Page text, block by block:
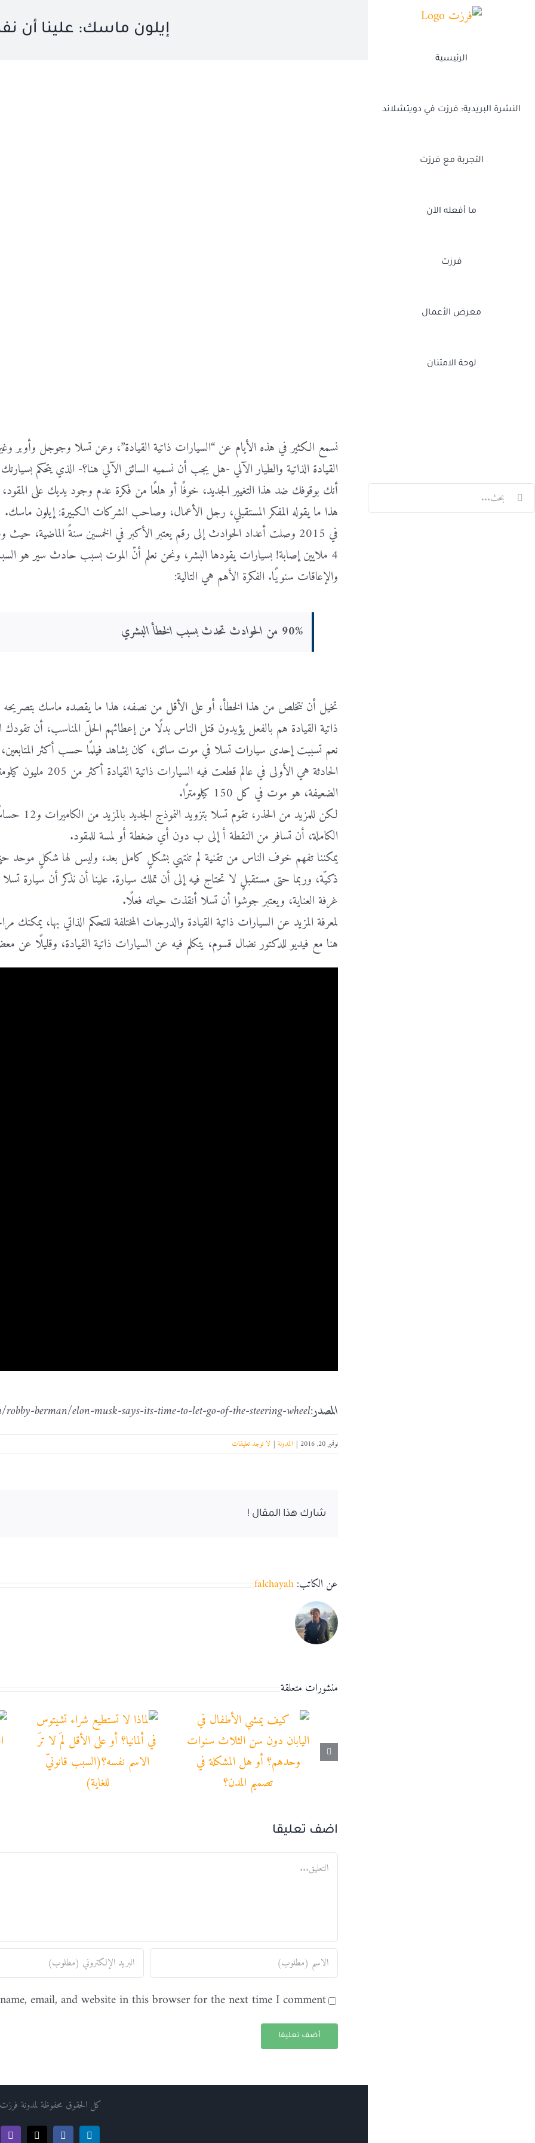
الرئيسية
النشرة البريدية: فرزت في دويتشلاند
التجربة مع فرزت
ما أفعله الآن
فرزت
معرض الأعمال
لوحة الامتنان
البحث
عن:
إيلون ماسك: علينا أن
نسمع الكثير في هذه الأيام عن “السيارات ذاتية القيادة”، وعن تسلا وجوجل وأوبر
القيادة الذاتية والطيار الآلي -هل يجب أن نسميه السائق الآلي هنا؟- الذي يتحكم
أنك بوقوفك ضد هذا التغيير الجديد، خوفًا أو هلعًا من فكرة عدم وجود يديك على
هذا ما يقوله المفكر المستقبلي، رجل الأعمال، وصاحب الشركات الكبيرة: إيلون ماسك.
4 ملايين إصابة! بسيارات يقودها البشر، ونحن نعلم أنّ الموت بسبب حادث سير هو
والإعاقات سنويًا. الفكرة الأهم هي التالية:
90% من الحوادث تحدث بسبب الخطأ البشري
تخيل أن نتخلص من هذا الخطأ، أو على الأقل من نصفه، هذا ما يقصده ماسك بتصريحه
ذاتية القيادة هم بالفعل يؤيدون قتل الناس بدلًا من إعطائهم الحلّ المناسب، أن تقودك
نعم تسببت إحدى سيارات تسلا في موت سائق، كان يشاهد فيلمًا حسب أكثر
الحادثة هي الأولى
الضعيفة، هو موت في كل 150 كيلومترًا.
لكن
الكاملة، أن تسافر من النقطة أ إلى ب دون أي ضغطة أو لمسة للمقود.
يمكننا تفهم خوف الناس من تقنية لم تنتهي بشكلٍ كامل بعد، وليس لها شكلٍ موحد
ذكيّة، وربما حتى مستقبلٍ لا تحتاج فيه إلى أن تملك سيارة. علينا أن نذكر أن
غرفة العناية، ويعتبر جوشوا أن تسلا أنقذت حياته فعلًا.
لمعرفة المزيد عن السيارات ذاتية القيادة والدرجات المختلفة للتحكم الذاتي بها، يمكنك
هنا مع فيديو للدكتور نضال قسوم، يتكلم فيه عن السيارات ذاتية القيادة، وقليلًا عن
المصدر:http://bigthink.com/robby-berman/elon-musk-says-its-time-to-let-go-of-the-steering-wheel
نوفمبر 20, 2016 | المدونة | لا توجد تعليقات
شارك هذا المقال !
عن الكاتب:falchayah
منشورات متعلقة
اضف تعليقا
تعليق
email, and website in this browser for the next time I comment.
كل الحقوق محفوظة لمدونة فرزت
LinkedIn
Facebook
X